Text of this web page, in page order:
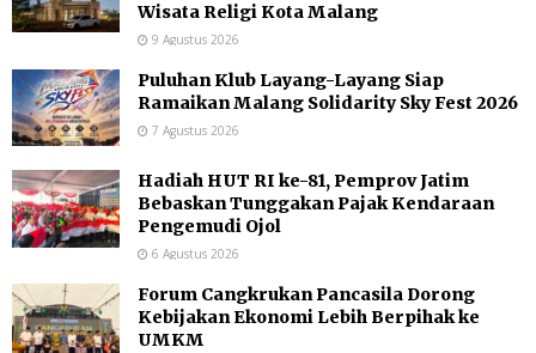
Wisata Religi Kota Malang
9 Agustus 2026
Puluhan Klub Layang-Layang Siap
Ramaikan Malang Solidarity Sky Fest 2026
7 Agustus 2026
Hadiah HUT RI ke-81, Pemprov Jatim
Bebaskan Tunggakan Pajak Kendaraan
Pengemudi Ojol
6 Agustus 2026
Forum Cangkrukan Pancasila Dorong
Kebijakan Ekonomi Lebih Berpihak ke
UMKM